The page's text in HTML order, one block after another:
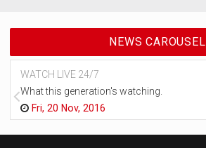
NEWS CAROUSEL
WATCH LIVE 24/7
What this generation's watching.
Fri, 20 Nov, 2016